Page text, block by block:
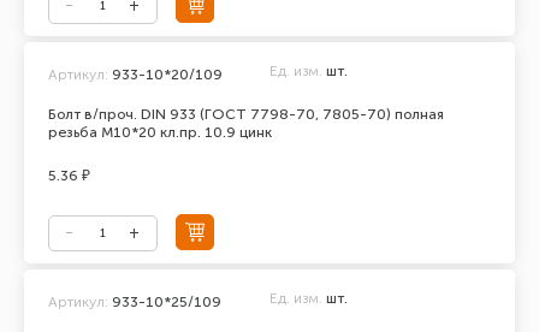
Болт в/проч. DIN 933 (ГОСТ 7798-70, 7805-70) полная
резьба М10*20 кл.пр. 10.9 цинк
Артикул: 933-10*20/109 Ед. изм. шт.
5.36 ₽
Артикул: 933-10*25/109 Ед. изм. шт.